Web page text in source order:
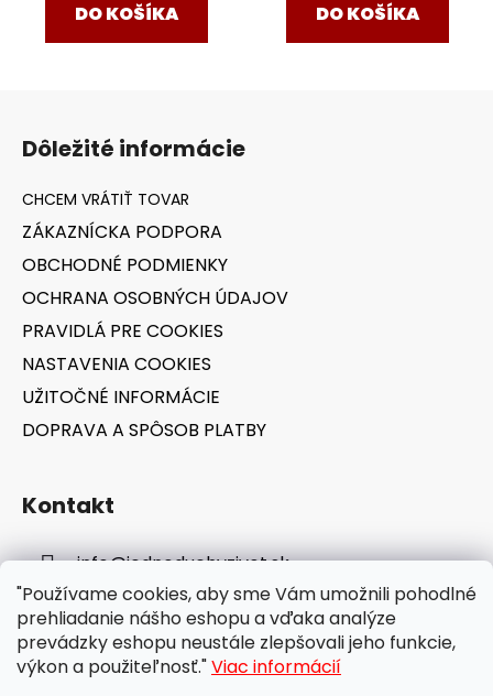
"Používame cookies, aby sme Vám umožnili pohodlné
prehliadanie nášho eshopu a vďaka analýze
prevádzky eshopu neustále zlepšovali jeho funkcie,
výkon a použiteľnosť."Viac informácií
DO KOŠÍKA DO KOŠÍKA
Dôležité informácie
ZÁKAZNÍCKA PODPORA
OBCHODNÉ PODMIENKY
OCHRANA OSOBNÝCH ÚDAJOV
PRAVIDLÁ PRE COOKIES
NASTAVENIA COOKIES
UŽITOČNÉ INFORMÁCIE
DOPRAVA A SPÔSOB PLATBY
Kontakt
info@jednoduchyzivot.sk
E-shop: 0948 647 767